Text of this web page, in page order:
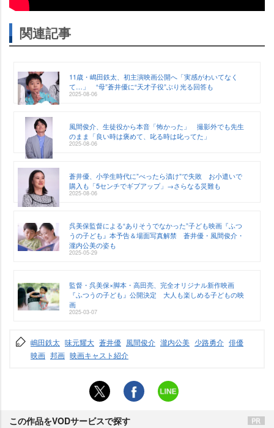
関連記事
11歳・嶋田鉄太、初主演映画公開へ「実感がわいてなく
て…」 “母”蒼井優に“天才子役”ぶり光る回答も
2025-08-06
風間俊介、生徒役から本音「怖かった」 撮影外でも先生
のまま「良い時は褒めて、叱る時は叱ってた」
2025-08-06
蒼井優、小学生時代に”べったら漬け”で失敗 お小遣いで
購入も「5センチでギブアップ」→さらなる災難も
2025-08-06
呉美保監督による“ありそうでなかった”子ども映画『ふつ
うの子ども』本予告＆場面写真解禁 蒼井優・風間俊介・
瀧内公美の姿も
2025-05-29
監督・呉美保×脚本・高田亮、完全オリジナル新作映画
『ふつうの子ども』公開決定 大人も楽しめる子どもの映
画
2025-03-07
嶋田鉄太 味元耀大 蒼井優 風間俊介 瀧内公美 少路勇介 俳優
映画 邦画 映画キャスト紹介
この作品をVODサービスで探す